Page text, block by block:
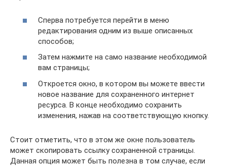
Сперва потребуется перейти в меню
редактирования одним из выше описанных
способов;
Затем нажмите на само название необходимой
вам страницы;
Откроется окно, в котором вы можете ввести
новое название для сохраненного интернет
ресурса. В конце необходимо сохранить
изменения, нажав на соответствующую кнопку.
Стоит отметить, что в этом же окне пользователь
может скопировать ссылку сохраненной страницы.
Данная опция может быть полезна в том случае, если